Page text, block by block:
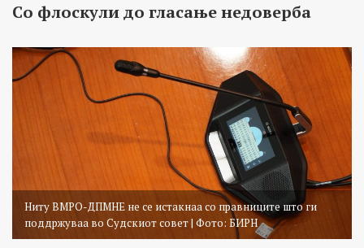
Со флоскули до гласање недоверба
Ниту ВМРО-ДПМНЕ не се истакнаа со правниците што ги
поддржуваа во Судскиот совет | Фото: БИРН